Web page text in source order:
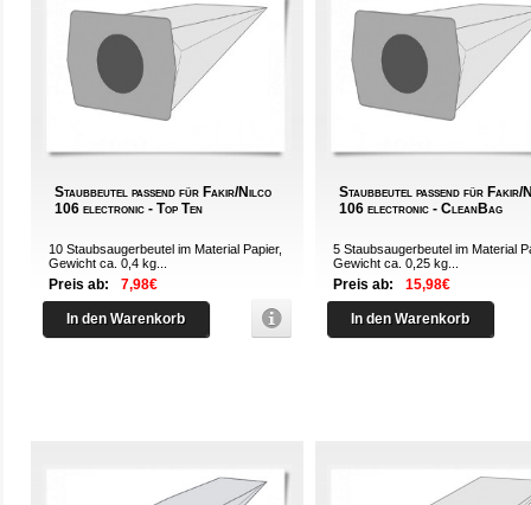
Staubbeutel passend für Fakir/Nilco
106 electronic - Top Ten
10 Staubsaugerbeutel im Material Papier,
Gewicht ca. 0,4 kg...
Preis ab: 7,98€
In den Warenkorb
Staubbeutel passend für Fakir/
106 electronic - CleanBag
5 Staubsaugerbeutel im Material
Gewicht ca. 0,25 kg...
Preis ab: 15,98€
In den Warenkorb